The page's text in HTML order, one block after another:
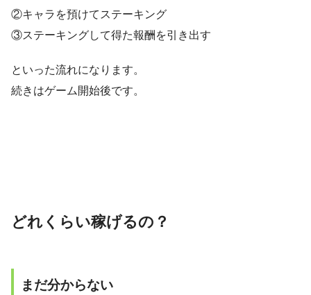
②キャラを預けてステーキング
③ステーキングして得た報酬を引き出す
といった流れになります。
続きはゲーム開始後です。
どれくらい稼げるの？
まだ分からない